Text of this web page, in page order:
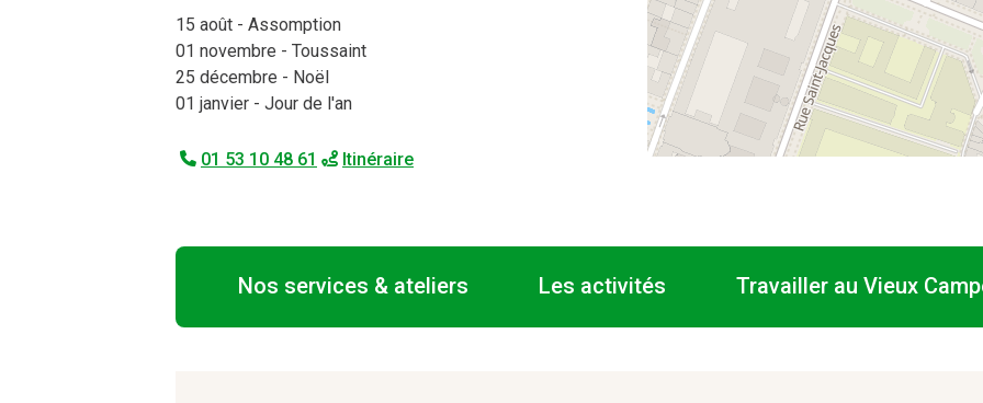
15 août - Assomption
01 novembre - Toussaint
25 décembre - Noël
01 janvier - Jour de l'an
01 53 10 48 61 Itinéraire
Nos services & ateliers Les activités Travailler au Vieux